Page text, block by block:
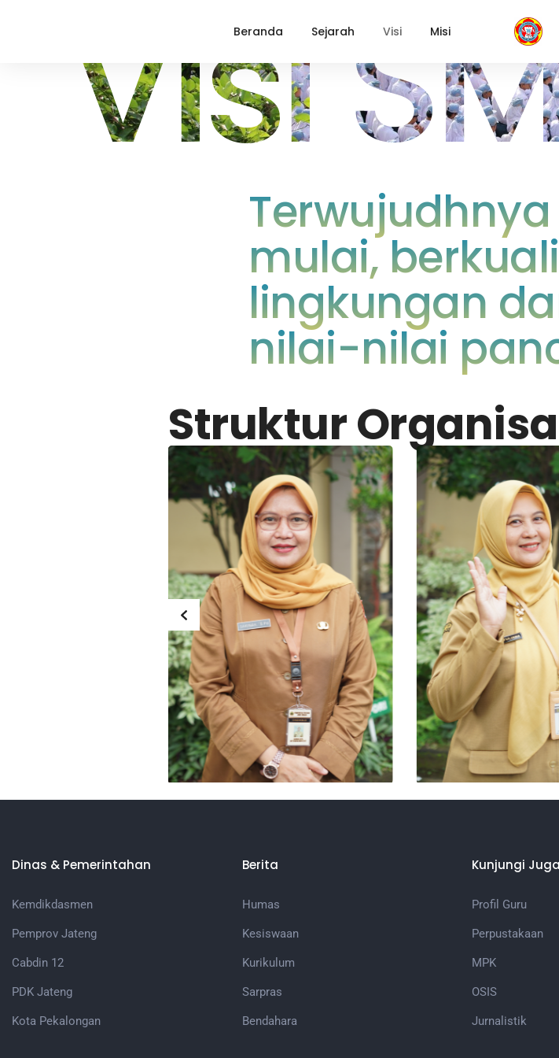
Beranda Sejarah Visi Misi
Visi
mulai,
lingkungan
nilai-nilai
Struktur
Dinas & Pemerintahan
Kemdikdasmen
Pemprov Jateng
Cabdin 12
PDK Jateng
Kota Pekalongan
Berita
Humas
Kesiswaan
Kurikulum
Sarpras
Bendahara
Kunjungi Juga
Profil Guru
Perpustakaan
MPK
OSIS
Jurnalistik